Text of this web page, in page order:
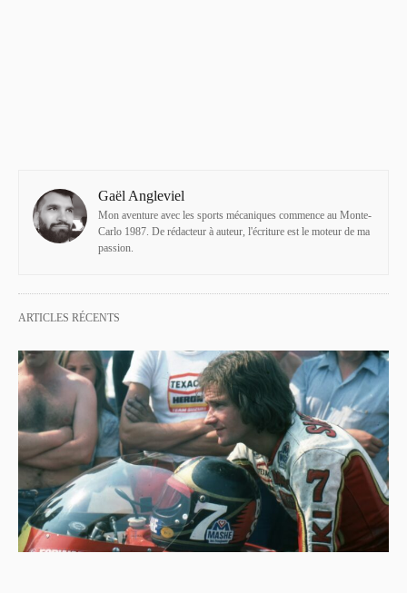
Gaël Angleviel
Mon aventure avec les sports mécaniques commence au Monte-
Carlo 1987. De rédacteur à auteur, l'écriture est le moteur de ma
passion.
ARTICLES RÉCENTS